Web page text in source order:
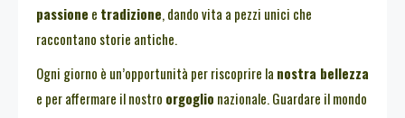
passione e tradizione, dando vita a pezzi unici che
raccontano storie antiche.
Ogni giorno è un’opportunità per riscoprire la nostra bellezza
e per affermare il nostro orgoglio nazionale. Guardare il mondo